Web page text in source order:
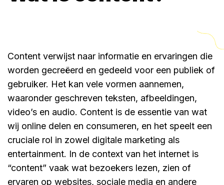
Content verwijst naar informatie en ervaringen die
worden gecreëerd en gedeeld voor een publiek of
gebruiker. Het kan vele vormen aannemen,
waaronder geschreven teksten, afbeeldingen,
video’s en audio. Content is de essentie van wat
wij online delen en consumeren, en het speelt een
cruciale rol in zowel digitale marketing als
entertainment. In de context van het internet is
“content” vaak wat bezoekers lezen, zien of
ervaren op websites, sociale media en andere